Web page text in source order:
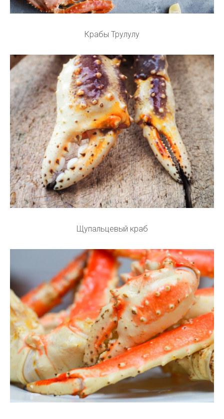
Крабы Трулулу
Щупальцевый краб